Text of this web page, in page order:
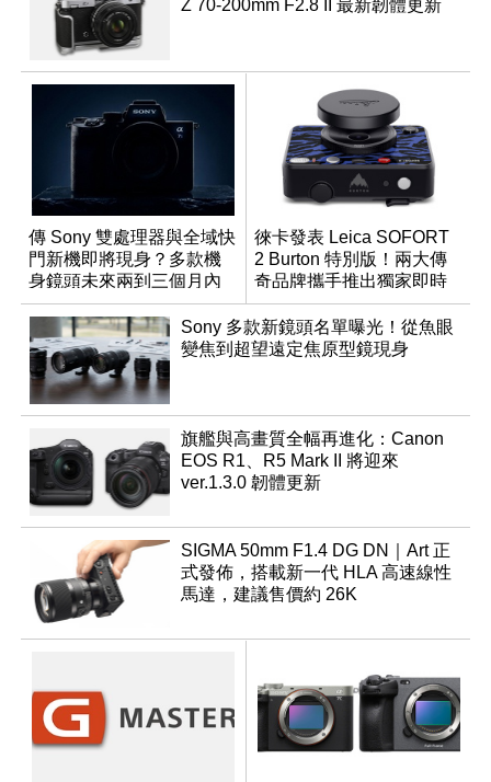
Z 70-200mm F2.8 II 最新韌體更新
傳 Sony 雙處理器與全域快
門新機即將現身？多款機
身鏡頭未來兩到三個月內
有望登場
徠卡發表 Leica SOFORT
2 Burton 特別版！兩大傳
奇品牌攜手推出獨家即時
成像相機
Sony 多款新鏡頭名單曝光！從魚眼
變焦到超望遠定焦原型鏡現身
旗艦與高畫質全幅再進化：Canon
EOS R1、R5 Mark II 將迎來
ver.1.3.0 韌體更新
SIGMA 50mm F1.4 DG DN｜Art 正
式發佈，搭載新一代 HLA 高速線性
馬達，建議售價約 26K